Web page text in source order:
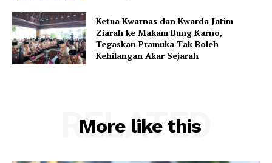
Ketua Kwarnas dan Kwarda Jatim
Ziarah ke Makam Bung Karno,
Tegaskan Pramuka Tak Boleh
Kehilangan Akar Sejarah
More like this
RELATED